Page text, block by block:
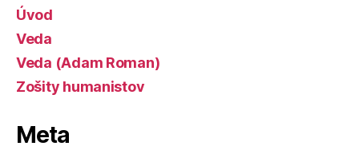
Úvod
Veda
Veda (Adam Roman)
Zošity humanistov
Meta